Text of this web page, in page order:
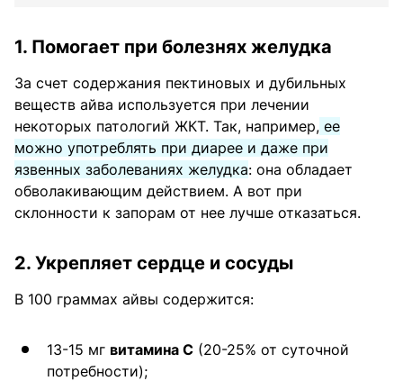
1. Помогает при болезнях желудка
За счет содержания пектиновых и дубильных
веществ айва используется при лечении
некоторых патологий ЖКТ. Так, например, ее
можно употреблять при диарее и даже при
язвенных заболеваниях желудка: она обладает
обволакивающим действием. А вот при
склонности к запорам от нее лучше отказаться.
2. Укрепляет сердце и сосуды
В 100 граммах айвы содержится:
13-15 мг витамина С (20-25% от суточной
потребности);